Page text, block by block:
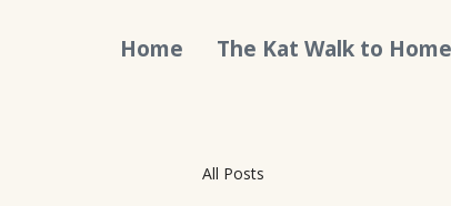
Home The Kat Walk to
All Posts